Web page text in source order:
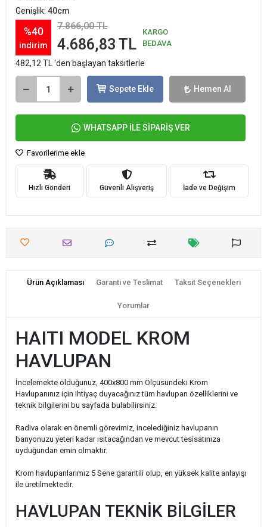
Genişlik: 40cm
%40
indirim
7.866,00 TL
4.686,83 TL
KARGO
BEDAVA
482,12 TL 'den başlayan taksitlerle
Sepete Ekle Hemen Al
WHATSAPP İLE SİPARİŞ VER
Favorilerime ekle
Hızlı Gönderi Güvenli Alışveriş İade ve Değişim
Ürün Açıklaması Garanti ve Teslimat Taksit Seçenekleri
Yorumlar
HAITI MODEL KROM
HAVLUPAN
İncelemekte olduğunuz, 400x800 mm Ölçüsündeki Krom
Havlupanınız için ihtiyaç duyacağınız tüm havlupan özelliklerini ve
teknik bilgilerini bu sayfada bulabilirsiniz.
Radiva olarak en önemli görevimiz, incelediğiniz havlupanın
banyonuzu yeteri kadar ısıtacağından ve mevcut tesisatınıza
uyduğundan emin olmaktır.
Krom havlupanlarımız 5 Sene garantili olup, en yüksek kalite anlayışı
ile üretilmektedir.
HAVLUPAN TEKNİK BİLGİLER